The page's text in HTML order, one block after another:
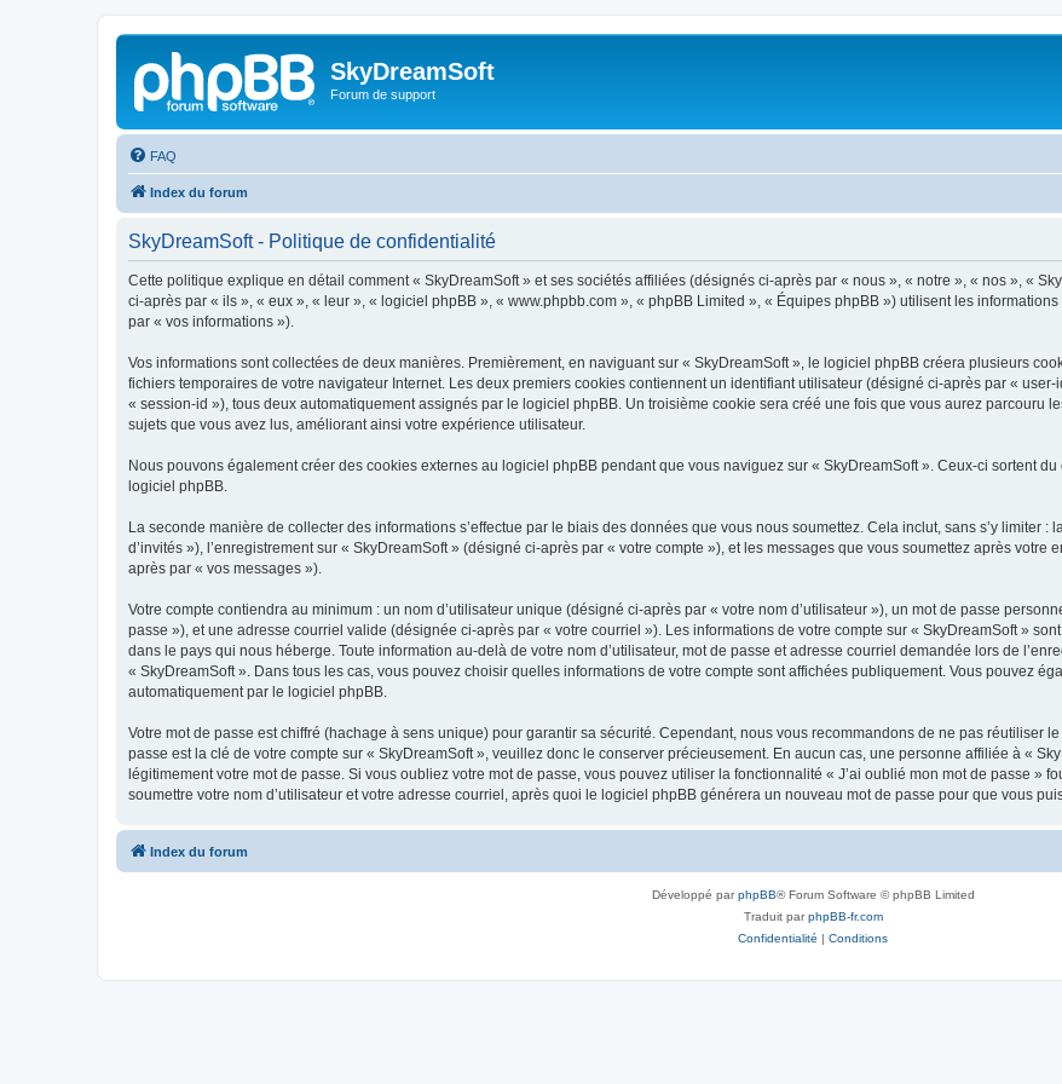
SkyDreamSoft
Forum de support
FAQ
Index du forum
SkyDreamSoft - Politique de confidentialité
Cette politique explique en détail comment « SkyDreamSoft » et ses sociétés affiliées (désignés ci-après par « nous », « notre », « nos », «
ci-après par « ils », « eux », « leur », « logiciel phpBB », « www.phpbb.com », « phpBB Limited », « Équipes phpBB ») utilisent les
par « vos informations »).
Vos informations sont collectées de deux manières. Premièrement, en naviguant sur « SkyDreamSoft », le logiciel phpBB créera plusieurs
fichiers temporaires de votre navigateur Internet. Les deux premiers cookies contiennent un identifiant utilisateur (désigné ci-après par «
« session-id »), tous deux automatiquement assignés par le logiciel phpBB. Un troisième cookie sera créé une fois que vous aurez parcouru
sujets que vous avez lus, améliorant ainsi votre expérience utilisateur.
Nous pouvons également créer des cookies externes au logiciel phpBB pendant que vous naviguez sur « SkyDreamSoft ». Ceux-ci sortent
logiciel phpBB.
La seconde manière de collecter des informations s’effectue par le biais des données que vous nous soumettez. Cela inclut, sans s’y limiter
d’invités »), l’enregistrement sur « SkyDreamSoft » (désigné ci-après par « votre compte »), et les messages que vous soumettez après
après par « vos messages »).
Votre compte contiendra au minimum : un nom d’utilisateur unique (désigné ci-après par « votre nom d’utilisateur »), un mot de passe
passe »), et une adresse courriel valide (désignée ci-après par « votre courriel »). Les informations de votre compte sur « SkyDreamSoft »
dans le pays qui nous héberge. Toute information au-delà de votre nom d’utilisateur, mot de passe et adresse courriel demandée lors de
« SkyDreamSoft ». Dans tous les cas, vous pouvez choisir quelles informations de votre compte sont affichées publiquement. Vous pouvez
automatiquement par le logiciel phpBB.
Votre mot de passe est chiffré (hachage à sens unique) pour garantir sa sécurité. Cependant, nous vous recommandons de ne pas réutiliser
passe est la clé de votre compte sur « SkyDreamSoft », veuillez donc le conserver précieusement. En aucun cas, une personne affiliée à «
légitimement votre mot de passe. Si vous oubliez votre mot de passe, vous pouvez utiliser la fonctionnalité « J’ai oublié mon mot de passe »
soumettre votre nom d’utilisateur et votre adresse courriel, après quoi le logiciel phpBB générera un nouveau mot de passe pour que vous
Index du forum
Développé parphpBB® Forum Software © phpBB Limited
Traduit parphpBB-fr.com
Confidentialité | Conditions